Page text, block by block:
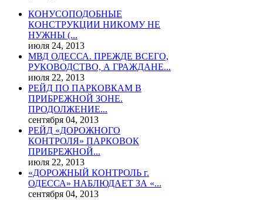
КОНУСОПОДОБНЫЕ
КОНСТРУКЦИИ НИКОМУ НЕ
НУЖНЫ (...
июля 24, 2013
МВД ОДЕССА. ПРЕЖДЕ ВСЕГО,
РУКОВОДСТВО, А ГРАЖДАНЕ...
июля 22, 2013
РЕЙД ПО ПАРКОВКАМ В
ПРИБРЕЖНОЙ ЗОНЕ.
ПРОДОЛЖЕНИЕ...
сентября 04, 2013
РЕЙД «ДОРОЖНОГО
КОНТРОЛЯ» ПАРКОВОК
ПРИБРЕЖНОЙ...
июля 22, 2013
«ДОРОЖНЫЙ КОНТРОЛЬ г.
ОДЕССА» НАБЛЮДАЕТ ЗА «...
сентября 04, 2013